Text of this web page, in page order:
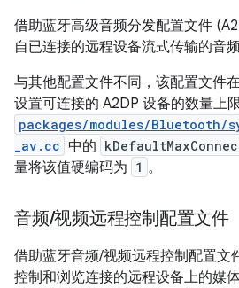
借助蓝牙高级音频分发配置文件
自已连接的远程设备流式传输的音频
与其他配置文件不同，该配置文件
设置可连接的 A2DP 设备的数量上
packages/modules/
_av.cc 中的
量将该值硬编码为 1 。
音频/视频远程控制配置文件
借助蓝牙音频/视频远程控制配置文
控制和浏览连接的远程设备上的媒